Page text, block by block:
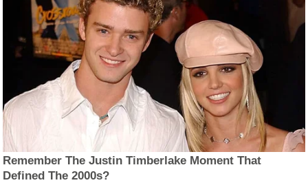
Remember The Justin Timberlake Moment That
Defined The 2000s?